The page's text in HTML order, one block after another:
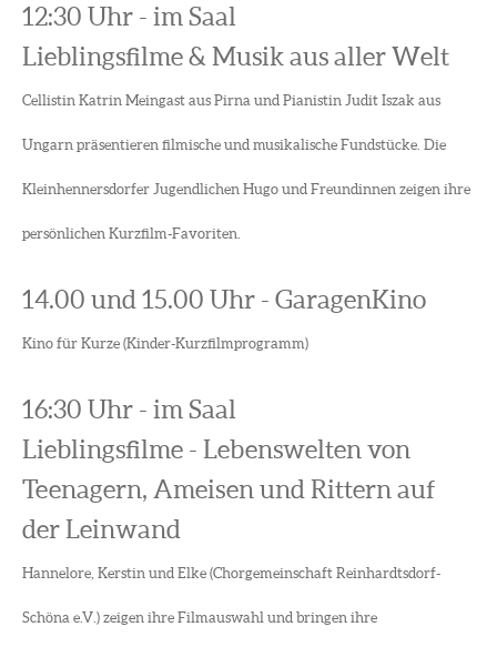
12:30 Uhr - im Saal
Lieblingsfilme & Musik aus aller Welt
Cellistin Katrin Meingast aus Pirna und Pianistin Judit Iszak aus
Ungarn präsentieren filmische und musikalische Fundstücke. Die
Kleinhennersdorfer Jugendlichen Hugo und Freundinnen zeigen ihre
persönlichen Kurzfilm-Favoriten.
14.00 und 15.00 Uhr - GaragenKino
Kino für Kurze (Kinder-Kurzfilmprogramm)
16:30 Uhr - im Saal
Lieblingsfilme - Lebenswelten von
Teenagern, Ameisen und Rittern auf
der Leinwand
Hannelore, Kerstin und Elke (Chorgemeinschaft Reinhardtsdorf-
Schöna e.V.) zeigen ihre Filmauswahl und bringen ihre